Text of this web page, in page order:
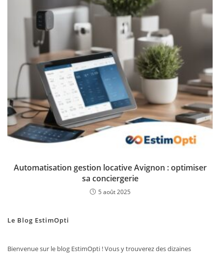
Automatisation gestion locative Avignon : optimiser
sa conciergerie
5 août 2025
Le Blog EstimOpti
Bienvenue sur le blog EstimOpti ! Vous y trouverez des dizaines